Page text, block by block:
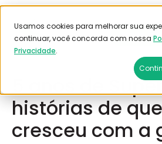
Usamos cookies para melhorar sua
continuar, você concorda com nossa
Privacidade.
Emitir
5 anos de
histórias de
cresceu com a